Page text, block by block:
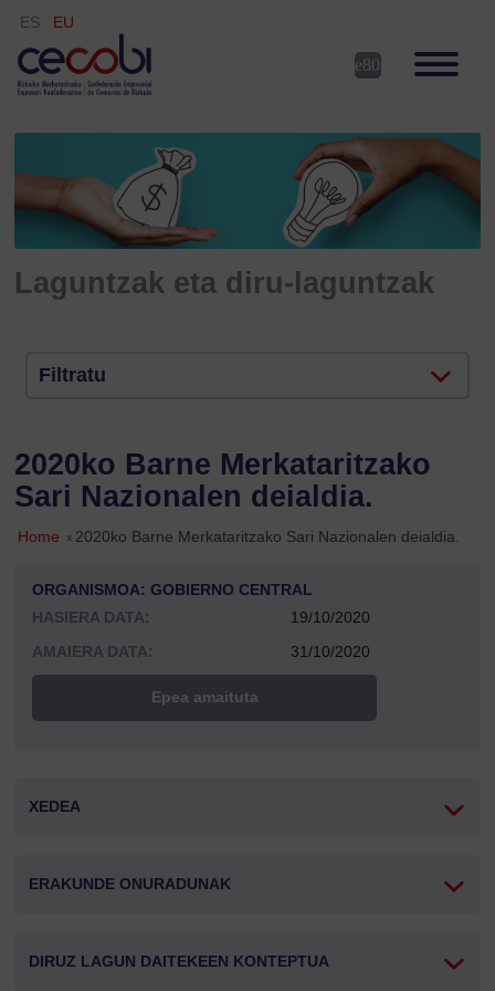
ES EU
Laguntzak eta diru-laguntzak
Filtratu
2020ko Barne Merkataritzako
Sari Nazionalen deialdia.
Home » 2020ko Barne Merkataritzako Sari Nazionalen deialdia.
ORGANISMOA: GOBIERNO CENTRAL
HASIERA DATA:
19/10/2020
AMAIERA DATA:
31/10/2020
Epea amaituta
XEDEA
ERAKUNDE ONURADUNAK
DIRUZ LAGUN DAITEKEEN KONTEPTUA